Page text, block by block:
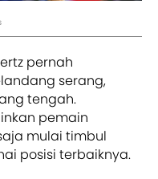
pernah
serang,
tengah.
pemain
mulai timbul
posisi terbaiknya.